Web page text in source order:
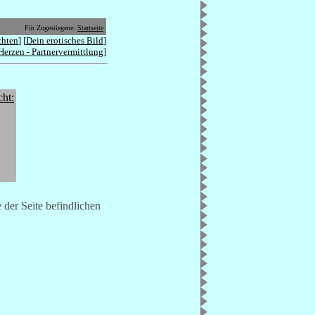
Für Zugestiegene: Startseite
] [Dein erotisches Bild]
- Partnervermittlung]
Seite befindlichen